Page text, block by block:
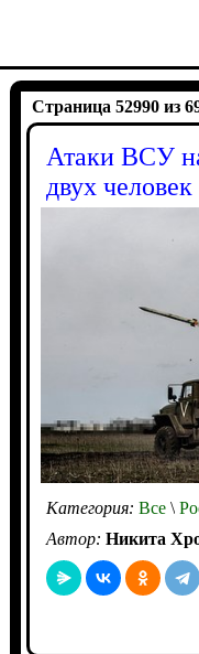
Страница 52990 из
Атаки ВСУ
двух человек
Категория: Все\
Автор: Никита